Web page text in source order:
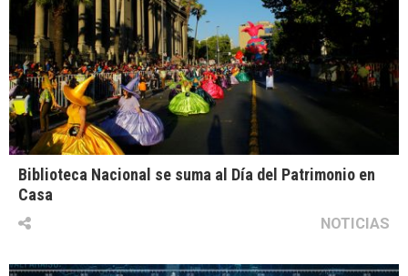
Biblioteca Nacional se suma al Día del Patrimonio en
Casa
NOTICIAS